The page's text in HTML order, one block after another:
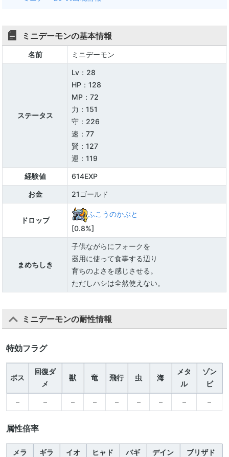
ミニデーモンの基本情報
名前 ミニデーモン
ステータス
Lv：28
HP：128
MP：72
力：151
守：226
速：77
賢：127
運：119
経験値 614EXP
お金 21ゴールド
ドロップ
ふこうのかぶと
[0.8%]
まめちしき
子供ながらにフォークを
器用に使って食事する辺り
育ちのよさを感じさせる。
ただしハシは全然使えない。
ミニデーモンの耐性情報
特効フラグ
ボス
回復ダ
メ
獣 竜 飛行 虫 海
メタ
ル
ゾン
ビ
– – – – – – – – –
属性倍率
メラ ギラ イオ ヒャド バギ デイン ブリザド